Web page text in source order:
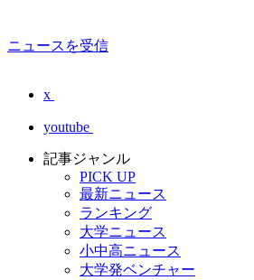
ニュースを受信
x
youtube
記事ジャンル
PICK UP
最新ニュース
ランキング
大学ニュース
小中高ニュース
大学発ベンチャー